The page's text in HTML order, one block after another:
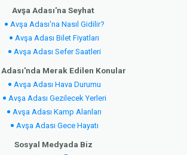
Avşa Adası'na Seyhat
Avşa Adası'na Nasıl Gidilir?
Avşa Adası Bilet Fiyatları
Avşa Adası Sefer Saatleri
Adası'nda Merak Edilen Konular
Avşa Adası Hava Durumu
Avşa Adası Gezilecek Yerleri
Avşa Adası Kamp Alanları
Avşa Adası Gece Hayatı
Sosyal Medyada Biz